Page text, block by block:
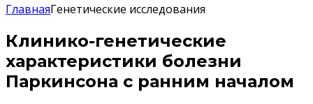
ГлавнаяГенетические исследования
Клинико-генетические
характеристики болезни
Паркинсона с ранним началом